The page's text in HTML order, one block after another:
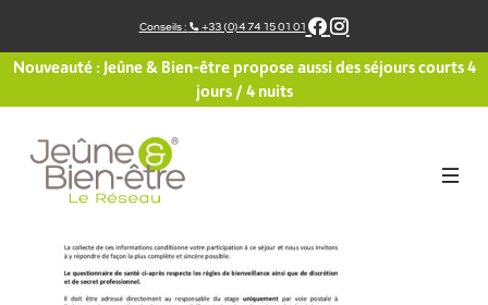
contenu
Conseils : +33 (0)4 74 15 01 01
Nouveauté : Jeûne & Bien-être propose aussi des séjours courts 4
jours / 4 nuits